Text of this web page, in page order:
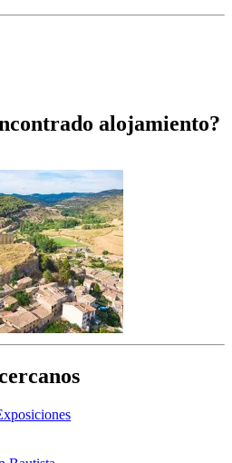
alojamiento?